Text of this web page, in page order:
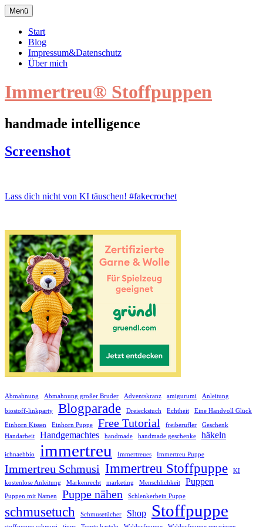
Zum
Inhalt
springen
Menü
Start
Blog
Impressum&Datenschutz
Über mich
Immertreu® Stoffpuppen
handmade intelligence
Screenshot
Screenshot
Beitragsnavigation
Lass dich nicht von KI täuschen! #fakecrochet
Abmahnung Abmahnung großer Bruder Adventskranz amigurumi Anleitung
biostoff-linkparty Blogparade Dreieckstuch Echtheit Eine Handvoll Glück
Einhorn Kissen Einhorn Puppe Free Tutorial freiberufler
Geschenk
Handarbeit
Handgemachtes handmade handmade geschenke häkeln
ichnaehbio immertreu Immertreues Immertreu Puppe
Immertreu Schmusi Immertreu Stoffpuppe
KI
kostenlose Anleitung
Markenrecht marketing Menschlichkeit Puppen
Puppen mit Namen Puppe nähen Schlenkerbein Puppe
schmusetuch Schmusetücher Shop Stoffpuppe